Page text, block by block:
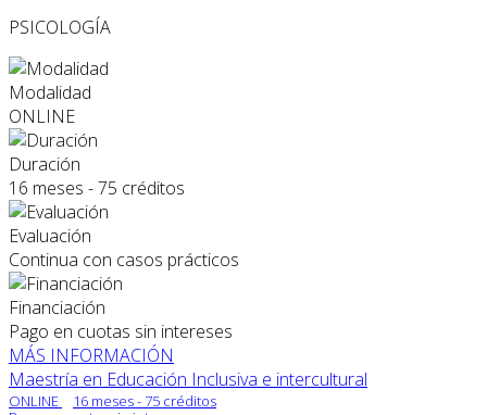
PSICOLOGÍA
Modalidad
ONLINE
Duración
16 meses - 75 créditos
Evaluación
Continua con casos prácticos
Financiación
Pago en cuotas sin intereses
MÁS INFORMACIÓN
Maestría en Educación Inclusiva e intercultural
ONLINE
16 meses - 75 créditos